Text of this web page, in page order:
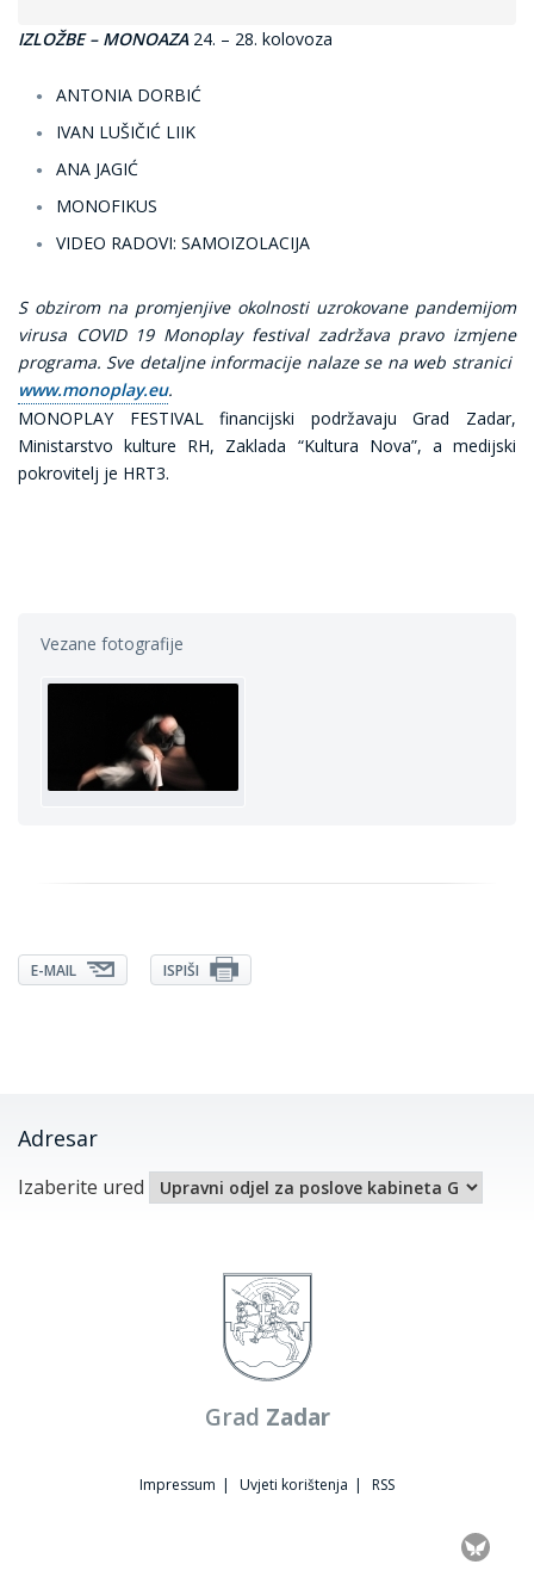
IZLOŽBE – MONOAZA 24. – 28. kolovoza
ANTONIA DORBIĆ
IVAN LUŠIČIĆ LIIK
ANA JAGIĆ
MONOFIKUS
VIDEO RADOVI: SAMOIZOLACIJA
S obzirom na promjenjive okolnosti uzrokovane pandemijom
virusa COVID 19 Monoplay festival zadržava pravo izmjene
programa. Sve detaljne informacije nalaze se na web stranici
www.monoplay.eu.
MONOPLAY FESTIVAL financijski podržavaju Grad Zadar,
Ministarstvo kulture RH, Zaklada “Kultura Nova”, a medijski
pokrovitelj je HRT3.
Vezane fotografije
E-MAIL ISPIŠI
Adresar
Izaberite ured
Grad Zadar
Impressum | Uvjeti korištenja | RSS